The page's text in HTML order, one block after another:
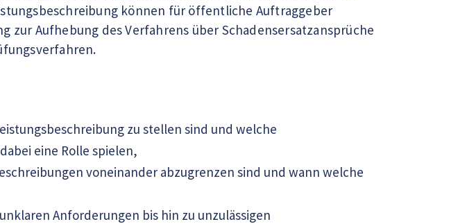
können für öffentliche Auftraggeber
zur Aufhebung des Verfahrens über Schadensersatzansprüche
zu stellen sind und welche
eine Rolle spielen,
voneinander abzugrenzen sind und wann welche
Anforderungen bis hin zu unzulässigen